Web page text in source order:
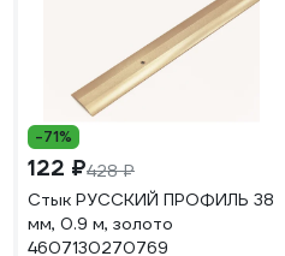
-71%
122 ₽428 ₽
Стык РУССКИЙ ПРОФИЛЬ 38
мм, 0.9 м, золото
4607130270769